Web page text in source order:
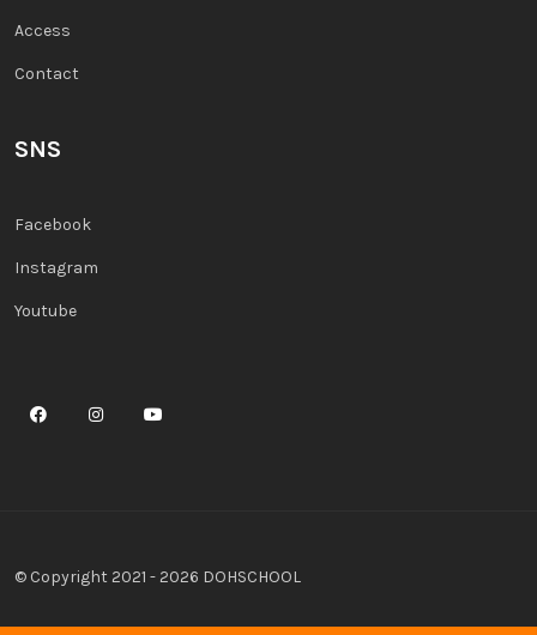
Access
Contact
SNS
Facebook
Instagram
Youtube
© Copyright 2021 - 2026 DOHSCHOOL